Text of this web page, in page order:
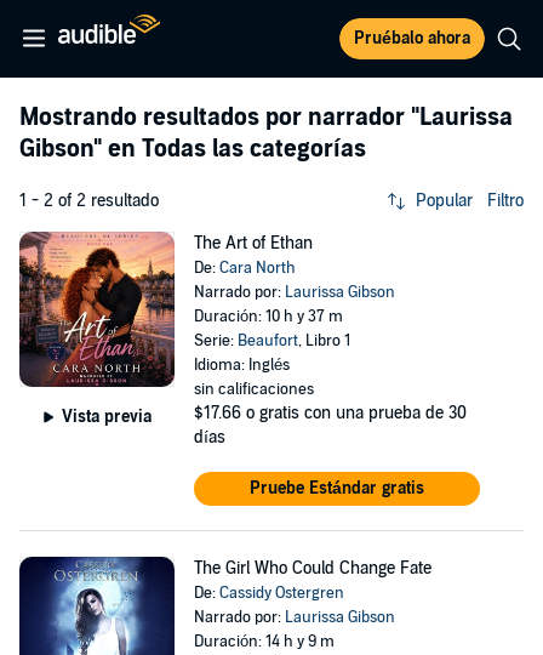
Pruébalo ahora
Mostrando resultados por narrador "Laurissa
Gibson" en Todas las categorías
1 - 2 of 2 resultado Popular Filtro
Vista previa
The Art of Ethan
De:Cara North
Narrado por: Laurissa Gibson
Duración: 10 h y 37 m
Serie: Beaufort, Libro 1
Idioma: Inglés
sin calificaciones
$17.66 o gratis con una prueba de 30
días
Pruebe Estándar gratis
The Girl Who Could Change Fate
De:Cassidy Ostergren
Narrado por: Laurissa Gibson
Duración: 14 h y 9 m